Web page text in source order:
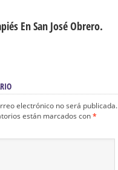
En San José Obrero.
electrónico no será publicada.
están marcados con*